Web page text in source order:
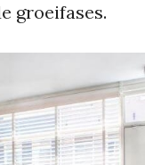
groeifases.